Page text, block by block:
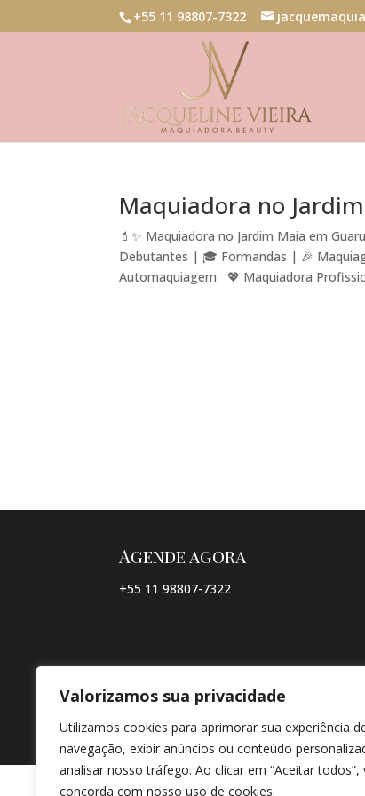
Valorizamos sua privacidade
Utilizamos cookies para aprimorar sua experiência
navegação, exibir anúncios ou conteúdo
analisar nosso tráfego. Ao clicar em “Aceitar todos”,
concorda com nosso uso de cookies.
+55 11 98807-7322
Maquiadora no
💄✨ Maquiadora no Jardim Maia em
Debutantes | 🎓 Formandas | 🎉
Automaquiagem 💖 Maquiadora
Agende agora
+55 11 98807-7322
© COPYRIGHT 2026 → JACQUELINE VIEIRA MAKEUP →